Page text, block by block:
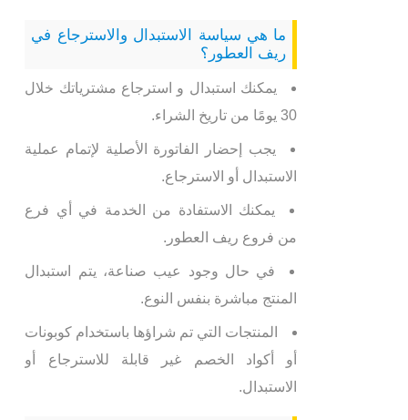
ما هي سياسة الاستبدال والاسترجاع في
ريف العطور؟
يمكنك استبدال و استرجاع مشترياتك خلال
30 يومًا من تاريخ الشراء.
يجب إحضار الفاتورة الأصلية لإتمام عملية
الاستبدال أو الاسترجاع.
يمكنك الاستفادة من الخدمة في أي فرع
من فروع ريف العطور.
في حال وجود عيب صناعة، يتم استبدال
المنتج مباشرة بنفس النوع.
المنتجات التي تم شراؤها باستخدام كوبونات
أو أكواد الخصم غير قابلة للاسترجاع أو
الاستبدال.